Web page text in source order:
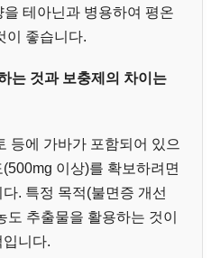
테아닌과 병용하여 평온
이 좋습니다.
는 것과 보충제의 차이는
등에 가바가 포함되어 있으
이상)를 확보하려면
. 특정 목적(불면증 개선
추출물을 활용하는 것이
니다.